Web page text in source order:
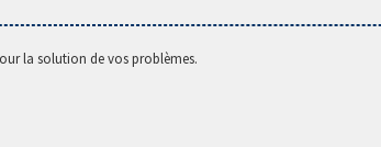
la solution de vos problèmes.